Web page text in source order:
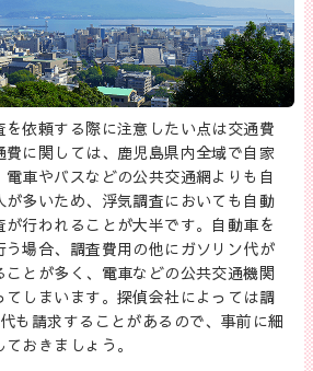
依頼する際に注意したい点は交通費
費に関しては、鹿児島県内全域で自家
車やバスなどの公共交通網よりも自
多いため、浮気調査においても自動
行われることが大半です。自動車を
う場合、調査費用の他にガソリン代が
とが多く、電車などの公共交通機関
てしまいます。探偵会社によっては調
も請求することがあるので、事前に細
おきましょう。